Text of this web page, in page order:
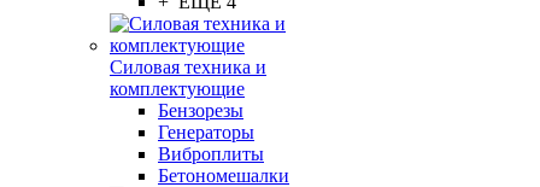
Силовая техника и
комплектующие
Бензорезы
Генераторы
Виброплиты
Бетономешалки